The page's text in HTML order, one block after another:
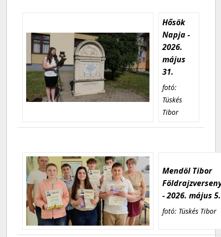
Hősök
Napja -
2026.
május
31.
fotó:
Tüskés
Tibor
Mendöl Tibor
- 2026. május 5.
fotó: Tüskés Tibor